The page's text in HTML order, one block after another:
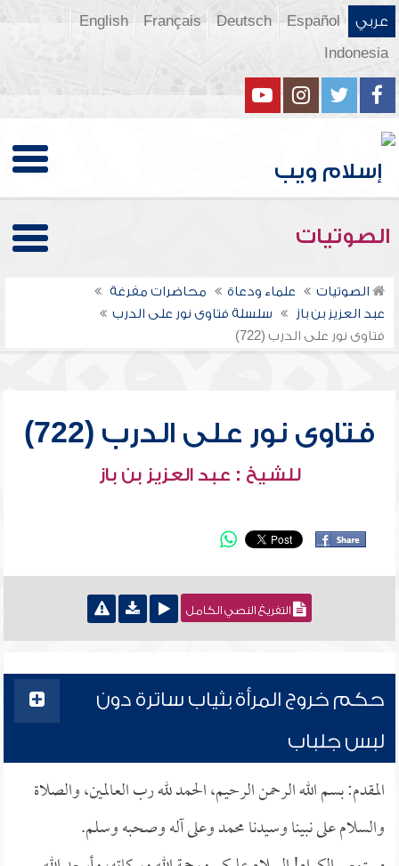
عربي Español
Deutsch
Français
English
Indonesia
الصوتيات
الصوتيات علماء ودعاة
محاضرات مفرغة
عبد العزيز بن باز
سلسلة فتاوى نور على الدرب
فتاوى نور على الدرب (722)
فتاوى نور على الدرب (722)
للشيخ : عبد العزيز بن باز
التفريغ النصي الكامل
حكم خروج المرأة بثياب ساترة دون
لبس جلباب
المقدم: بسم الله الرحمن الرحيم، الحمد لله رب العالمين، والصلاة
والسلام على نبينا وسيدنا محمد وعلى آله وصحبه وسلم.